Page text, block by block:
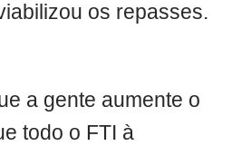
os repasses.
a gente aumente o
todo o FTI à